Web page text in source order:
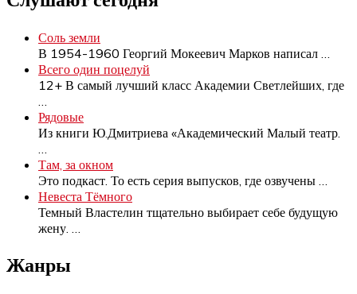
Соль земли
В 1954-1960 Георгий Мокеевич Марков написал
Всего один поцелуй
12+ В самый лучший класс Академии Светлейших, где
Рядовые
Из книги Ю.Дмитриева «Академический Малый театр.
Там, за окном
Это подкаст. То есть серия выпусков, где озвучены
Невеста Тёмного
Темный Властелин тщательно выбирает себе будущую
жену.
Жанры